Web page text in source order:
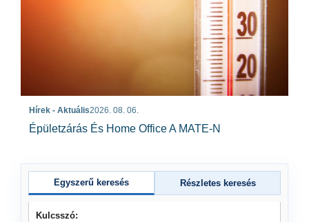
Hírek - Aktuális2026. 08. 06.
Épületzárás És Home Office A MATE-N
Egyszerű keresés Részletes keresés
Kulcsszó: